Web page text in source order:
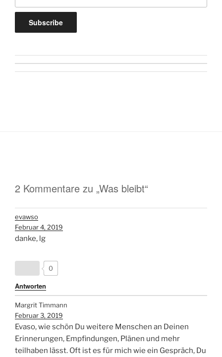
2 Kommentare zu „Was bleibt“
evawso
Februar 4, 2019
danke, lg
0
Antworten
Margrit Timmann
Februar 3, 2019
Evaso, wie schön Du weitere Menschen an Deinen
Erinnerungen, Empfindungen, Plänen und mehr
teilhaben lässt. Oft ist es für mich wie ein Gespräch, Du